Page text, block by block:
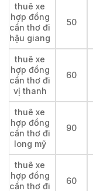
thuê xe
hợp đồng
cần thơ đi
hậu giang
50
thuê xe
hợp đồng
cần thơ đi
vị thanh
60
thuê xe
hợp đồng
cần thơ đi
long mỹ
90
thuê xe
hợp đồng
cần thơ đi
60